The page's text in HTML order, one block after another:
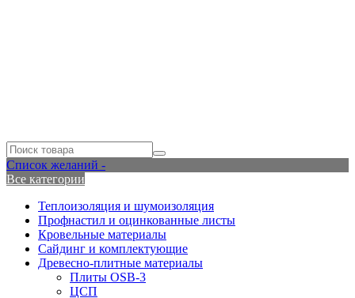
Список желаний -
Все категории
Теплоизоляция и шумоизоляция
Профнастил и оцинкованные листы
Кровельные материалы
Сайдинг и комплектующие
Древесно-плитные материалы
Плиты OSB-3
ЦСП